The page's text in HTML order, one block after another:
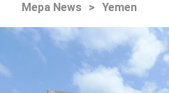
Mepa News > Yemen